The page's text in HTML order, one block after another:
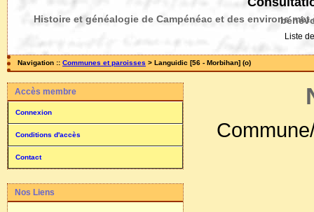
Histoire et généalogie de
Liste
Navigation :: Communes et paroisses > Languidic [56 - Morbihan] (o)
Accès membre
Connexion
Conditions d'accès
Contact
Nos Liens